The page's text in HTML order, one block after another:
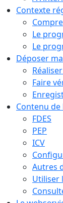
Contexte
Le
Le
Déposer
Faire
Contenu de
FDES
PEP
ICV
Autres
Utiliser